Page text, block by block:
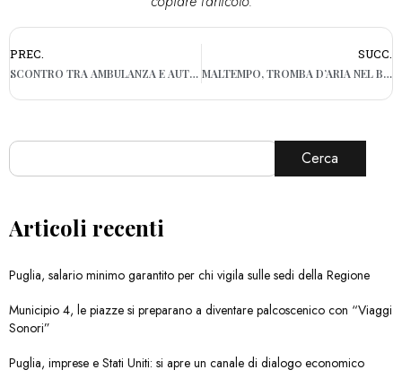
PREC.
SCONTRO TRA AMBULANZA E AUTO A TARANTO, MORTA 91ENNE
SUCC.
MALTEMPO, TROMBA D’ARIA NEL BARESE: CROLLANO LUMINARIE A CONVERSANO
Cerca
Articoli recenti
Puglia, salario minimo garantito per chi vigila sulle sedi della Regione
Municipio 4, le piazze si preparano a diventare palcoscenico con “Viaggi
Sonori”
Puglia, imprese e Stati Uniti: si apre un canale di dialogo economico